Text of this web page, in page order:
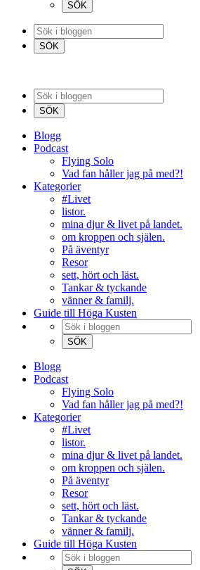
Blogg
Podcast
Flying Solo
Vad fan håller jag på med?!
Kategorier
#Livet
listor.
mina djur & livet på landet.
om kroppen och själen.
På äventyr
Resor
sett, hört och läst.
Tankar & tyckande
vänner & familj.
Guide till Höga Kusten
Blogg
Podcast
Flying Solo
Vad fan håller jag på med?!
Kategorier
#Livet
listor.
mina djur & livet på landet.
om kroppen och själen.
På äventyr
Resor
sett, hört och läst.
Tankar & tyckande
vänner & familj.
Guide till Höga Kusten